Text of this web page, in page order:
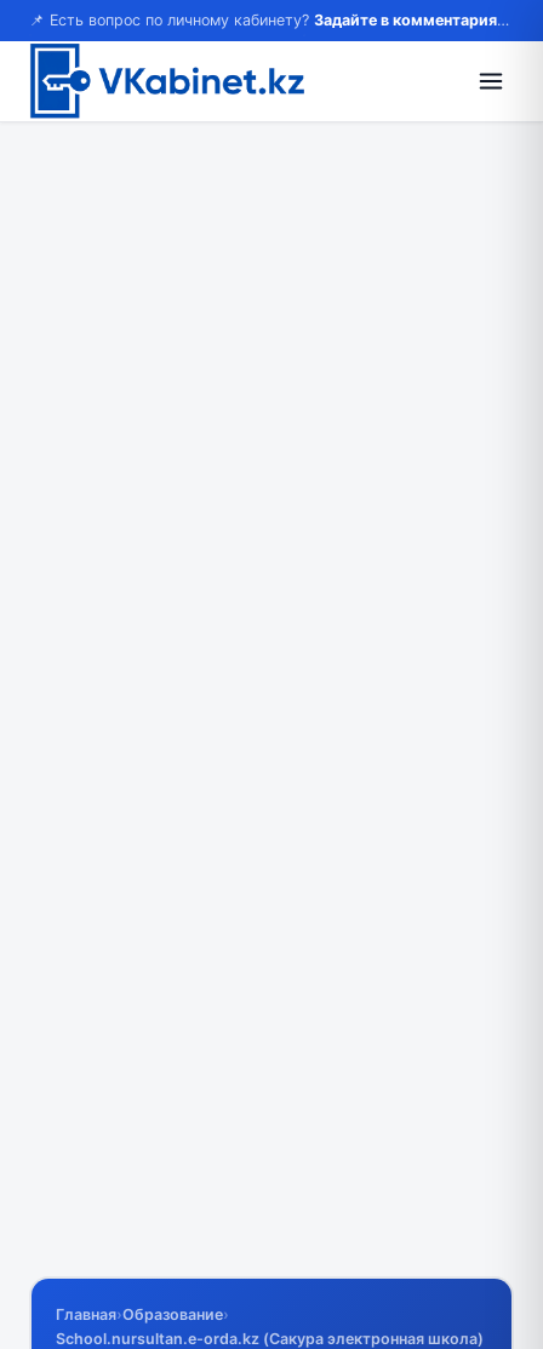
📌 Есть вопрос по личному кабинету? Задайте в комментариях — ответим!
Главная›Образование›
School.nursultan.e-orda.kz (Сакура электронная школа)